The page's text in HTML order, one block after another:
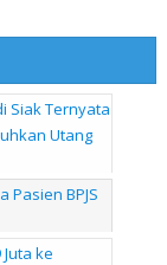
Siak Ternyata
Utang
Pasien BPJS
ke